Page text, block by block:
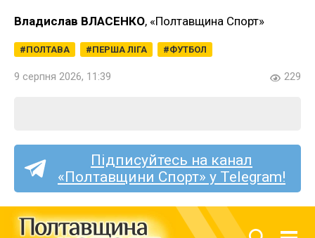
Владислав ВЛАСЕНКО, «Полтавщина Спорт»
ПОЛТАВА ПЕРША ЛІГА ФУТБОЛ
9 серпня 2026, 11:39 229
Підписуйтесь на канал
«Полтавщини Спорт» у Telegram!